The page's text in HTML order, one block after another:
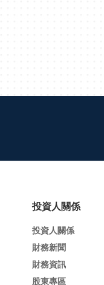
投資人關係
投資人關係
財務新聞
財務資訊
股東專區